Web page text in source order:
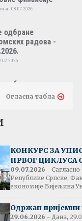
- 08.07.2026
одбране
радова -
одбране
радова -
пословно
- 07.07.2026
испита:
трговина
- 07.07.2026
Огласна табла
КОНКУРС ЗА
ПРВОГ ЦИКЛУСА
09.07.2026 -
Републике Српске,
економије Бијељина
Одржан
29.06.2026 - Дана,